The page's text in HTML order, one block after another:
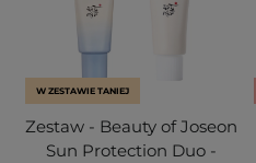
W ZESTAWIE TANIEJ
Zestaw - Beauty of Joseon
Sun Protection Duo -